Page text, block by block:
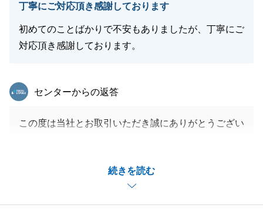
丁寧にご対応頂き感謝しております
初めてのことばかりで不安もありましたが、丁寧にご
対応頂き感謝しております。
続きを読む
東急リバブル
センターからの返答
この度は当社とお取引いただき誠にありがとうござい
今後ともお客様にご満足いただけるように精進してま
りますので、末永く宜しくお願いいたします。